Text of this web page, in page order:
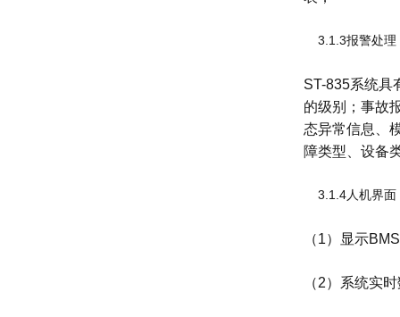
3.1.3报警处理
ST-835系统具
的级别；事故
态异常信息、
障类型、设备
3.1.4人机界面
（1）显示
（2）系统实